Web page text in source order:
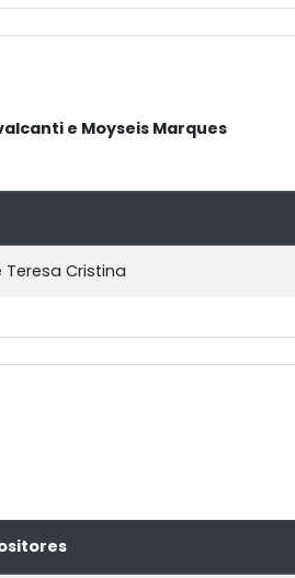
e Moyseis Marques
Teresa Cristina